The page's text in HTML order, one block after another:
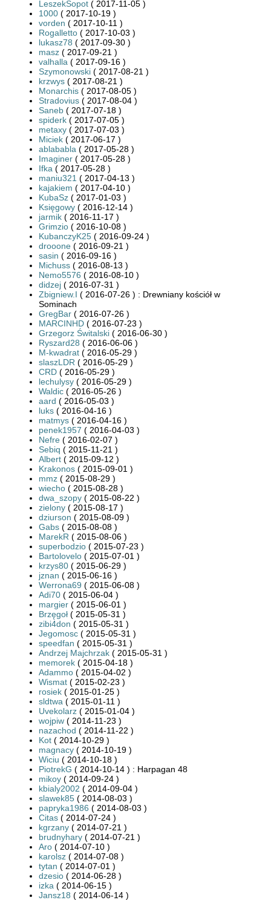
LeszekSopot ( 2017-11-05 )
1000 ( 2017-10-19 )
vorden ( 2017-10-11 )
Rogalletto ( 2017-10-03 )
lukasz78 ( 2017-09-30 )
masz ( 2017-09-21 )
valhalla ( 2017-09-16 )
Szymonowski ( 2017-08-21 )
krzwys ( 2017-08-21 )
Monarchis ( 2017-08-05 )
Stradovius ( 2017-08-04 )
Saneb ( 2017-07-18 )
spiderk ( 2017-07-05 )
metaxy ( 2017-07-03 )
Miciek ( 2017-06-17 )
ablababla ( 2017-05-28 )
Imaginer ( 2017-05-28 )
Ifka ( 2017-05-28 )
maniu321 ( 2017-04-13 )
kajakiem ( 2017-04-10 )
KubaSz ( 2017-01-03 )
Księgowy ( 2016-12-14 )
jarmik ( 2016-11-17 )
Grimzio ( 2016-10-08 )
KubanczyK25 ( 2016-09-24 )
drooone ( 2016-09-21 )
sasin ( 2016-09-16 )
Michuss ( 2016-08-13 )
Nemo5576 ( 2016-08-10 )
didzej ( 2016-07-31 )
Zbigniew.I ( 2016-07-26 ) : Drewniany kościół w
Sominach
GregBar ( 2016-07-26 )
MARCINHD ( 2016-07-23 )
Grzegorz Świtalski ( 2016-06-30 )
Ryszard28 ( 2016-06-06 )
M-kwadrat ( 2016-05-29 )
slaszLDR ( 2016-05-29 )
CRD ( 2016-05-29 )
lechulysy ( 2016-05-29 )
Waldic ( 2016-05-26 )
aard ( 2016-05-03 )
luks ( 2016-04-16 )
matmys ( 2016-04-16 )
penek1957 ( 2016-04-03 )
Nefre ( 2016-02-07 )
Sebiq ( 2015-11-21 )
Albert ( 2015-09-12 )
Krakonos ( 2015-09-01 )
mmz ( 2015-08-29 )
wiecho ( 2015-08-28 )
dwa_szopy ( 2015-08-22 )
zielony ( 2015-08-17 )
dziurson ( 2015-08-09 )
Gabs ( 2015-08-08 )
MarekR ( 2015-08-06 )
superbodzio ( 2015-07-23 )
Bartolovelo ( 2015-07-01 )
krzys80 ( 2015-06-29 )
jznan ( 2015-06-16 )
Werrona69 ( 2015-06-08 )
Adi70 ( 2015-06-04 )
margier ( 2015-06-01 )
Brzęgoł ( 2015-05-31 )
zibi4don ( 2015-05-31 )
Jegomosc ( 2015-05-31 )
speedfan ( 2015-05-31 )
Andrzej Majchrzak ( 2015-05-31 )
memorek ( 2015-04-18 )
Adammo ( 2015-04-02 )
Wismat ( 2015-02-23 )
rosiek ( 2015-01-25 )
sldtwa ( 2015-01-11 )
Uvekolarz ( 2015-01-04 )
wojpiw ( 2014-11-23 )
nazachod ( 2014-11-22 )
Kot ( 2014-10-29 )
magnacy ( 2014-10-19 )
Wiciu ( 2014-10-18 )
PiotrekG ( 2014-10-14 ) : Harpagan 48
mikoy ( 2014-09-24 )
kbialy2002 ( 2014-09-04 )
slawek85 ( 2014-08-03 )
papryka1986 ( 2014-08-03 )
Citas ( 2014-07-24 )
kgrzany ( 2014-07-21 )
brudnyhary ( 2014-07-21 )
Aro ( 2014-07-10 )
karolsz ( 2014-07-08 )
tytan ( 2014-07-01 )
dzesio ( 2014-06-28 )
izka ( 2014-06-15 )
Jansz18 ( 2014-06-14 )